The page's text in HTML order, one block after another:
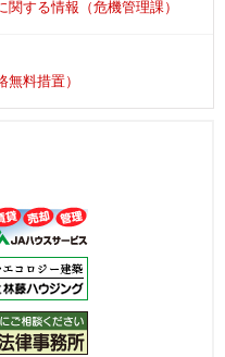
する情報（危機管理課）
料措置）